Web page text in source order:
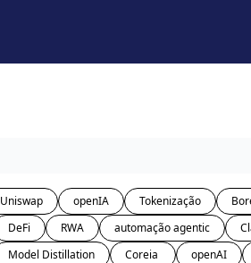
Uniswap openIA Tokenização
DeFi RWA automação agentic
Model Distillation openAI